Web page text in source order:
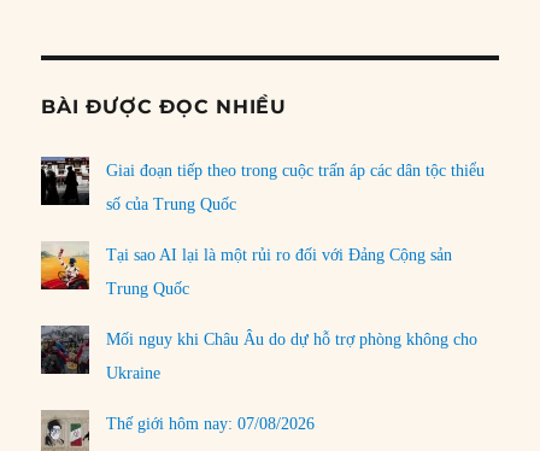
BÀI ĐƯỢC ĐỌC NHIỀU
Giai đoạn tiếp theo trong cuộc trấn áp các dân tộc thiểu
số của Trung Quốc
Tại sao AI lại là một rủi ro đối với Đảng Cộng sản
Trung Quốc
Mối nguy khi Châu Âu do dự hỗ trợ phòng không cho
Ukraine
Thế giới hôm nay: 07/08/2026